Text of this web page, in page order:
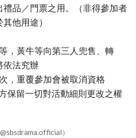
品／門票之用。（非得參加者
他用途）
，黃牛等向第三人兜售、轉
依法究辦
，重覆參加會被取消資格
保留一切對活動細則更改之權
）